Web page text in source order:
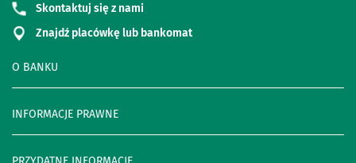
O BANKU
INFORMACJE PRAWNE
Skontaktuj się z nami
Znajdź placówkę lub bankomat